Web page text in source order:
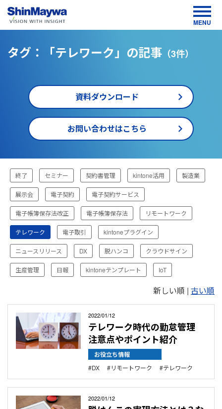
MENU
タグ：「テレワーク」の記事 （3件）
資料ダウンロード
お問い合わせはこちら
お役
立ち
情
報・
イベ
ント
情報
レ
ワ
ク
終了 セミナー 契約書管理 kintone活用 製造業
展示会 電子契約 電子契約サービス
電子帳簿保存法改正 電子帳簿保存法 リモートワーク
テレワーク 電子取引 kintoneプラグイン
ニュースリリース DX 脱ハンコ クラウドサイン
生産管理 日報 kintoneテンプレート IoT
新しい順 | 古い順
2022/01/12
テレワーク時代の勤怠管理
注意点やポイント紹介
お役立ち情報
DX リモートワーク テレワーク
2022/01/12